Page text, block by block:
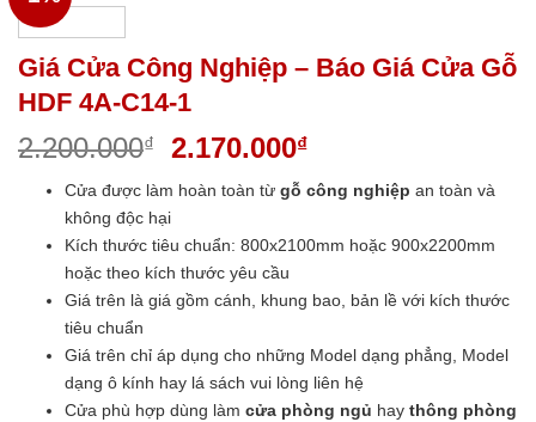
Giá Cửa Công Nghiệp – Báo Giá Cửa Gỗ
HDF 4A-C14-1
2.200.000₫
Giá
là:
2.200.000₫.
2.170.000₫Giá
hiện
tại
là:
2.170.000₫.
Cửa được làm hoàn toàn từ gỗ công nghiệp an toàn và
không độc hại
Kích thước tiêu chuẩn: 800x2100mm hoặc 900x2200mm
hoặc theo kích thước yêu cầu
Giá trên là giá gồm cánh, khung bao, bản lề với kích thước
tiêu chuẩn
Giá trên chỉ áp dụng cho những Model dạng phẳng, Model
dạng ô kính hay lá sách vui lòng liên hệ
Cửa phù hợp dùng làm cửa phòng ngủ hay thông phòng